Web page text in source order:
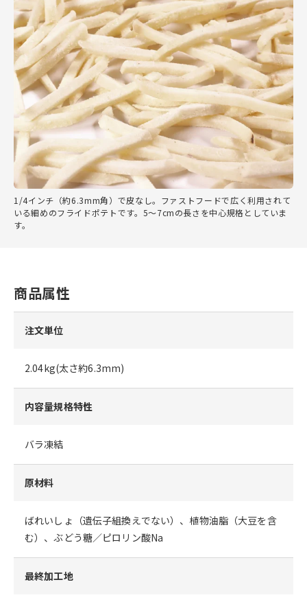
1/4インチ（約6.3mm角）で皮なし。ファストフードで広く利用されて
いる細めのフライドポテトです。5～7cmの長さを中心規格としていま
す。
商品属性
注文単位
2.04kg(太さ約6.3mm)
内容量規格特性
バラ凍結
原材料
ばれいしょ（遺伝子組換えでない）、植物油脂（大豆を含
む）、ぶどう糖／ピロリン酸Na
最終加工地